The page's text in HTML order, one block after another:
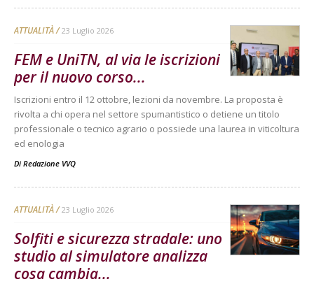
ATTUALITÀ 23 Luglio 2026
FEM e UniTN, al via le iscrizioni
per il nuovo corso...
Iscrizioni entro il 12 ottobre, lezioni da novembre. La proposta è
rivolta a chi opera nel settore spumantistico o detiene un titolo
professionale o tecnico agrario o possiede una laurea in viticoltura
ed enologia
Di Redazione VVQ
ATTUALITÀ 23 Luglio 2026
Solfiti e sicurezza stradale: uno
studio al simulatore analizza
cosa cambia...